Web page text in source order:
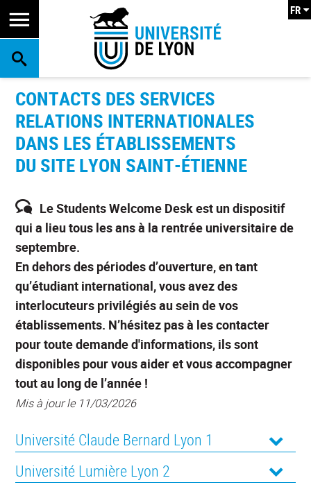
RECHERCHE
FR
CONTACTS DES SERVICES
RELATIONS INTERNATIONALES
DANS LES ÉTABLISSEMENTS
DU SITE LYON SAINT-ÉTIENNE
Le Students Welcome Desk est un dispositif
qui a lieu tous les ans à la rentrée universitaire de
septembre.
En dehors des périodes d’ouverture, en tant
qu’étudiant international, vous avez des
interlocuteurs privilégiés au sein de vos
établissements. N’hésitez pas à les contacter
pour toute demande d'informations, ils sont
disponibles pour vous aider et vous accompagner
tout au long de l’année !
Mis à jour le 11/03/2026
Université Claude Bernard Lyon 1
Université Lumière Lyon 2